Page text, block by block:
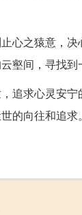
心之猿意，
壑间，寻找到
追求心灵安
的向往和追